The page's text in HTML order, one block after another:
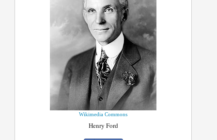
Wikimedia Commons
Henry Ford